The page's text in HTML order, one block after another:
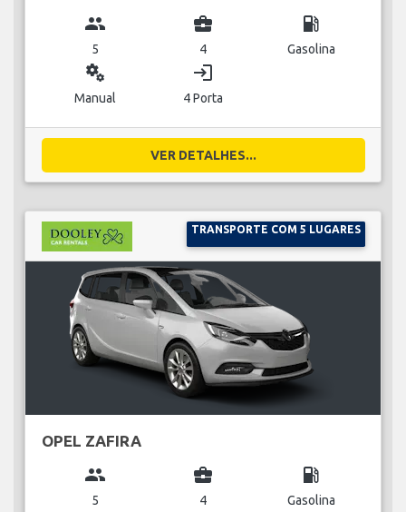
group
5
business_center
4
local_gas_station
Gasolina
miscellaneous_services
Manual
login
4 Porta
VER DETALHES...
TRANSPORTE COM 5 LUGARES
OPEL ZAFIRA
group
5
business_center
4
local_gas_station
Gasolina